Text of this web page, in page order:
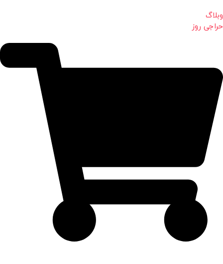
وبلاگ
حراجی روز